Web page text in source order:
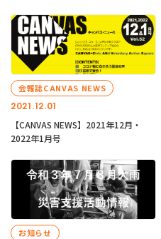
2021.12.01
会報誌CANVAS NEWS
【CANVAS NEWS】2021年12月・
2022年1月号
お知らせ